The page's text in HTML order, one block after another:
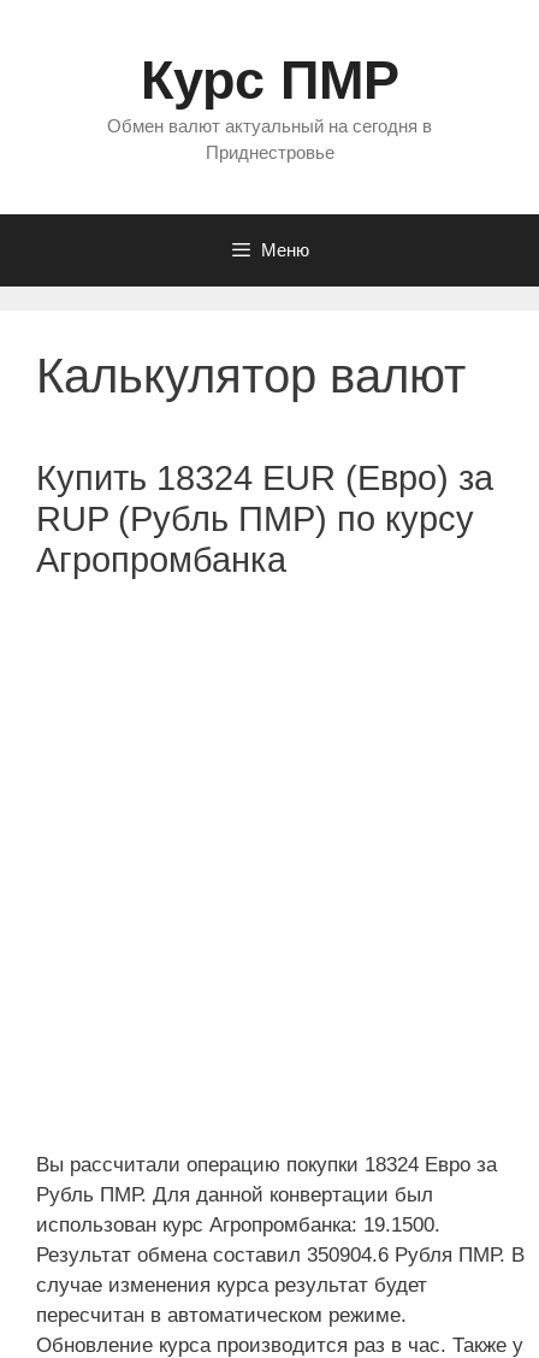
Курс ПМР
Обмен валют актуальный на сегодня в
Приднестровье
Меню
Калькулятор валют
Купить 18324 EUR (Евро) за
RUP (Рубль ПМР) по курсу
Агропромбанка
Вы рассчитали операцию покупки 18324 Евро за
Рубль ПМР. Для данной конвертации был
использован курс Агропромбанка: 19.1500.
Результат обмена составил 350904.6 Рубля ПМР. В
случае изменения курса результат будет
пересчитан в автоматическом режиме.
Обновление курса производится раз в час. Также у